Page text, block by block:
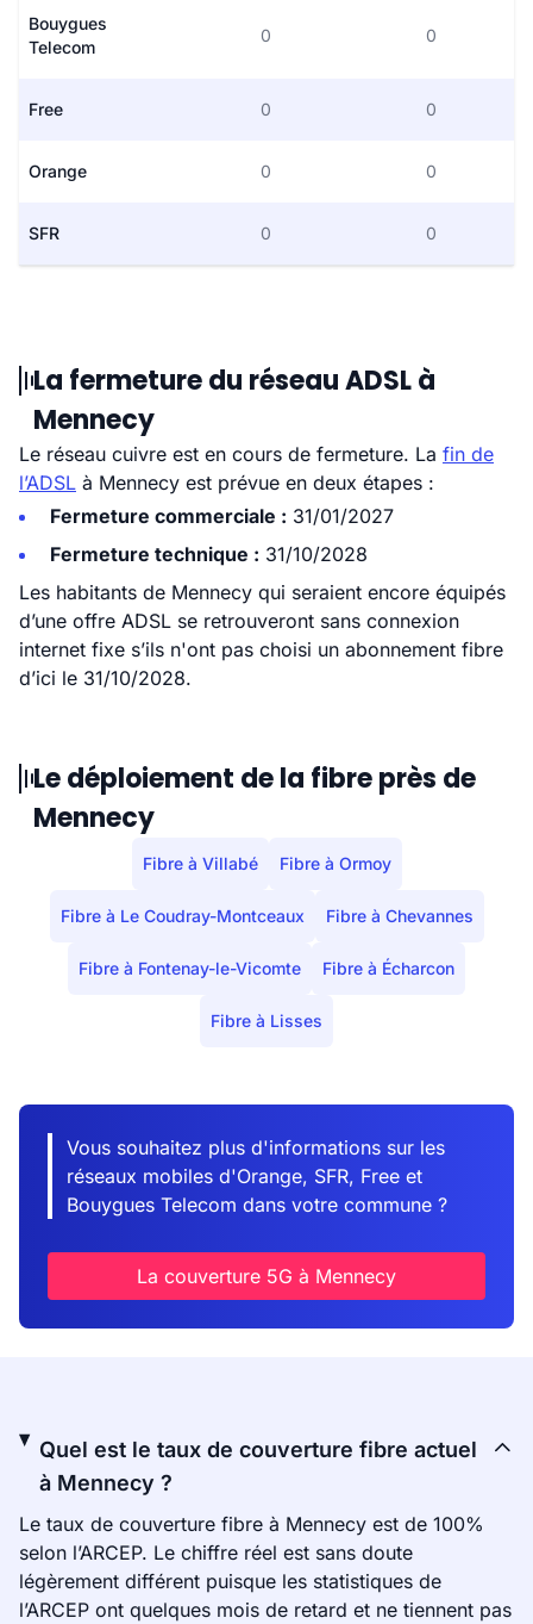
Bouygues
Telecom
0 0
Free 0 0
Orange 0 0
SFR 0 0
La fermeture du réseau ADSL à
Mennecy
Le réseau cuivre est en cours de fermeture. La fin de
l’ADSL à Mennecy est prévue en deux étapes :
Fermeture commerciale : 31/01/2027
Fermeture technique : 31/10/2028
Les habitants de Mennecy qui seraient encore équipés
d’une offre ADSL se retrouveront sans connexion
internet fixe s’ils n'ont pas choisi un abonnement fibre
d’ici le 31/10/2028.
Le déploiement de la fibre près de
Mennecy
Fibre à Villabé Fibre à Ormoy
Fibre à Le Coudray-Montceaux Fibre à Chevannes
Fibre à Fontenay-le-Vicomte Fibre à Écharcon
Fibre à Lisses
Vous souhaitez plus d'informations sur les
réseaux mobiles d'Orange, SFR, Free et
Bouygues Telecom dans votre commune ?
La couverture 5G à Mennecy
Quel est le taux de couverture fibre actuel
à Mennecy ?
Le taux de couverture fibre à Mennecy est de 100%
selon l’ARCEP. Le chiffre réel est sans doute
légèrement différent puisque les statistiques de
l’ARCEP ont quelques mois de retard et ne tiennent pas